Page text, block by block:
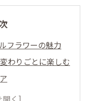
フラワーの魅力
わりごとに楽しむ
として